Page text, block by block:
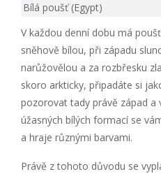
Bílá poušť (Egypt)
V každou denní dobu má
sněhově bílou, při západu
narůžovělou a za rozbřesku
skoro arkticky, připadáte si
pozorovat tady právě západ a
úžasných bílých formací se
a hraje různými barvami.
Právě z tohoto důvodu se